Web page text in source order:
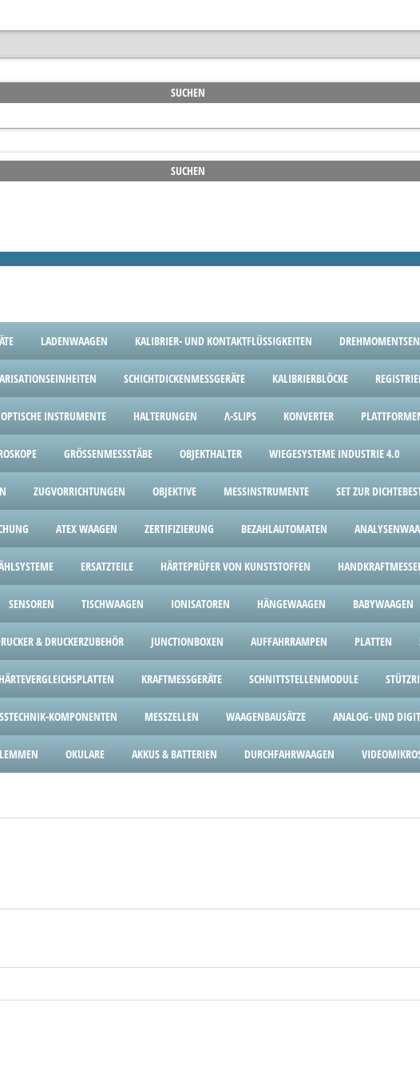
LADENWAAGEN KALIBRIER- UND KONTAKTFLÜSSIGKEITEN
SCHICHTDICKENMESSGERÄTE KALIBRIERBLÖCKE
OPTISCHE INSTRUMENTE HALTERUNGEN Λ-SLIPS KONVERTER
GRÖSSENMESSSTÄBE OBJEKTHALTER WIEGESYSTEME INDUSTRIE 4.0
ZUGVORRICHTUNGEN OBJEKTIVE MESSINSTRUMENTE SET ZUR
ATEX WAAGEN ZERTIFIZIERUNG BEZAHLAUTOMATEN
ERSATZTEILE HÄRTEPRÜFER VON KUNSTSTOFFEN
SENSOREN TISCHWAAGEN IONISATOREN HÄNGEWAAGEN BABYWAAGEN
& DRUCKERZUBEHÖR JUNCTIONBOXEN AUFFAHRRAMPEN PLATTEN
HÄRTEVERGLEICHSPLATTEN KRAFTMESSGERÄTE SCHNITTSTELLENMODULE
KOMPONENTEN MESSZELLEN WAAGENBAUSÄTZE ANALOG- UND
OKULARE AKKUS & BATTERIEN DURCHFAHRWAAGEN